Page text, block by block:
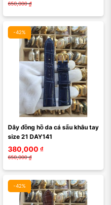
650,000 ₫
-42%
Dây đồng hồ da cá sấu khâu tay
size 21 DAY141
380,000 ₫
650,000 ₫
-42%